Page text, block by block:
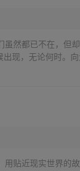
虽然都已不在，但
现，无论何时。
用贴近现实世界的